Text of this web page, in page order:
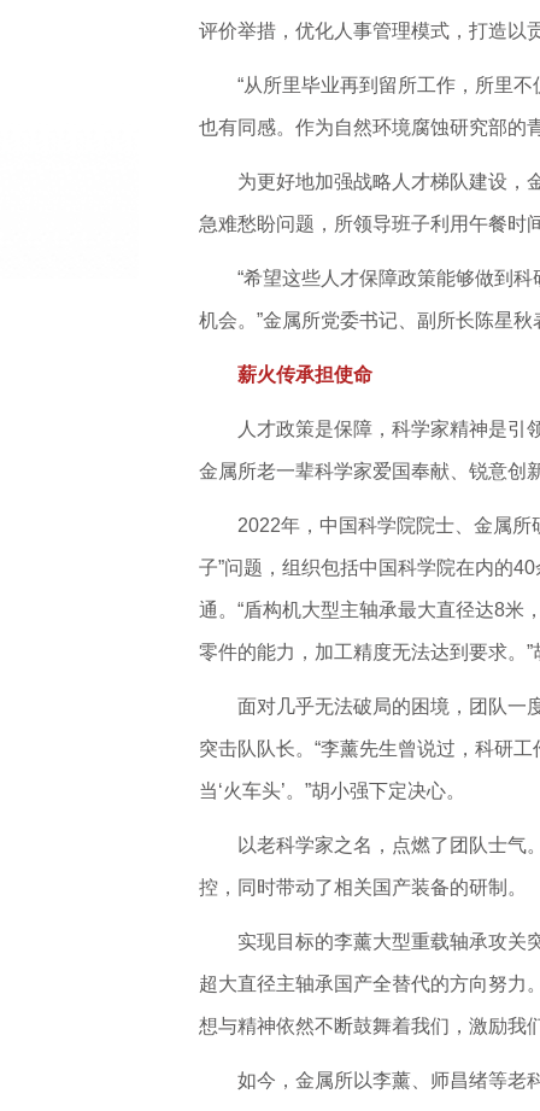
评价举措，优化人事管理模式，打造以
“从所里毕业再到留所工作，所里
也有同感。作为自然环境腐蚀研究部的
为更好地加强战略人才梯队建设，
急难愁盼问题，所领导班子利用午餐时
“希望这些人才保障政策能够做到
机会。”金属所党委书记、副所长陈星秋
薪火传承担使命
人才政策是保障，科学家精神是引
金属所老一辈科学家爱国奉献、锐意创
2022年，中国科学院院士、金属
子”问题，组织包括中国科学院在内的
通。“盾构机大型主轴承最大直径达8米
零件的能力，加工精度无法达到要求。”
面对几乎无法破局的困境，团队一
突击队队长。“李薰先生曾说过，科研
当‘火车头’。”胡小强下定决心。
以老科学家之名，点燃了团队士气
控，同时带动了相关国产装备的研制。
实现目标的李薰大型重载轴承攻关
超大直径主轴承国产全替代的方向努力
想与精神依然不断鼓舞着我们，激励我
如今，金属所以李薰、师昌绪等老